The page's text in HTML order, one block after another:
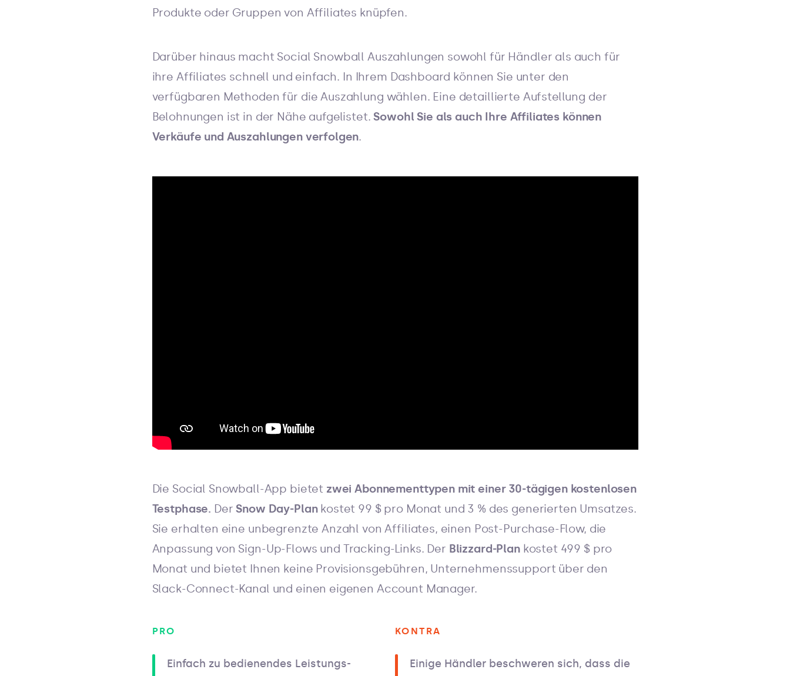
Produkte oder Gruppen von Affiliates knüpfen.
Darüber hinaus macht Social Snowball Auszahlungen sowohl für Händler als auch für
ihre Affiliates schnell und einfach. In Ihrem Dashboard können Sie unter den
verfügbaren Methoden für die Auszahlung wählen. Eine detaillierte Aufstellung der
Belohnungen ist in der Nähe aufgelistet. Sowohl Sie als auch Ihre Affiliates können
Verkäufe und Auszahlungen verfolgen.
Die Social Snowball-App bietet zwei Abonnementtypen mit einer 30-tägigen kostenlosen
Testphase. DerSnow Day-Plankostet 99 $ pro Monat und 3 % des generierten Umsatzes.
Sie erhalten eine unbegrenzte Anzahl von Affiliates, einen Post-Purchase-Flow, die
Anpassung von Sign-Up-Flows und Tracking-Links. Der Blizzard-Plan kostet 499 $ pro
Monat und bietet Ihnen keine Provisionsgebühren, Unternehmenssupport über den
Slack-Connect-Kanal und einen eigenen Account Manager.
PRO
Einfach zu bedienendes Leistungs-
KONTRA
Einige Händler beschweren sich, dass die